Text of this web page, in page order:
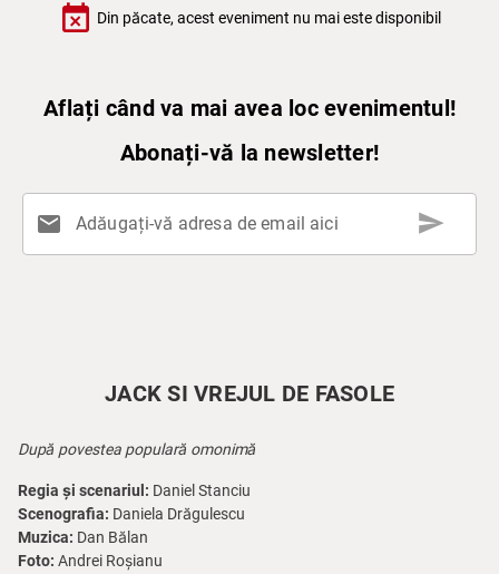
event_busy Din păcate, acest eveniment nu mai este disponibil
Aflați când va mai avea loc evenimentul!
Abonați-vă la newsletter!
mail Adăugați-vă adresa de email aici send
JACK SI VREJUL DE FASOLE
După povestea populară omonimă
Regia și scenariul: Daniel Stanciu
Scenografia: Daniela Drăgulescu
Muzica: Dan Bălan
Foto: Andrei Roșianu